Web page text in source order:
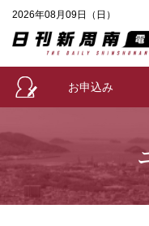
2026年08月09日（日）
お申込み